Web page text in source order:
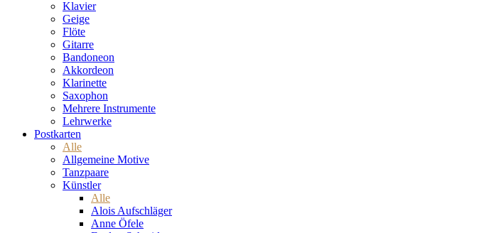
Klavier
Geige
Flöte
Gitarre
Bandoneon
Akkordeon
Klarinette
Saxophon
Mehrere Instrumente
Lehrwerke
Postkarten
Alle
Allgemeine Motive
Tanzpaare
Künstler
Alle
Alois Aufschläger
Anne Öfele